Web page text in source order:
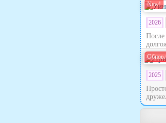
New!
2026
После
2025